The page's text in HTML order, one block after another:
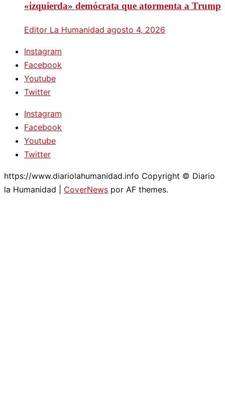
«izquierda» demócrata que atormenta a Trump
Editor La Humanidad agosto 4, 2026
Instagram
Facebook
Youtube
Twitter
Instagram
Facebook
Youtube
Twitter
https://www.diariolahumanidad.info Copyright © Diario
la Humanidad
CoverNews por AF themes.